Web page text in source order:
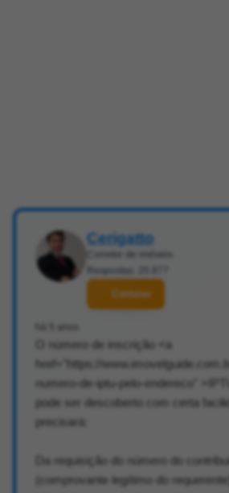
Cerigatto
Corretor de imóveis
Respostas: 20.877
Contatar
há 5 anos
O número de inscrição <a
href="https://
numero-de-iptu-pelo-endereco"
pode ser descoberto com certa
precisará:
Da requisição do número do
(comprovante legítimo do